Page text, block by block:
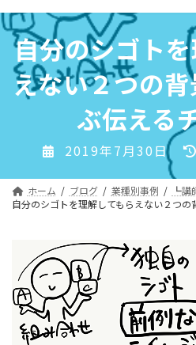
コ
ン
ナ
ビ
自分のシゴト
えない２つの
ぶ伝える
2019年7月30日
ホーム ブログ 業種別事例
┗講
自分のシゴトを理解してもらえない２つの